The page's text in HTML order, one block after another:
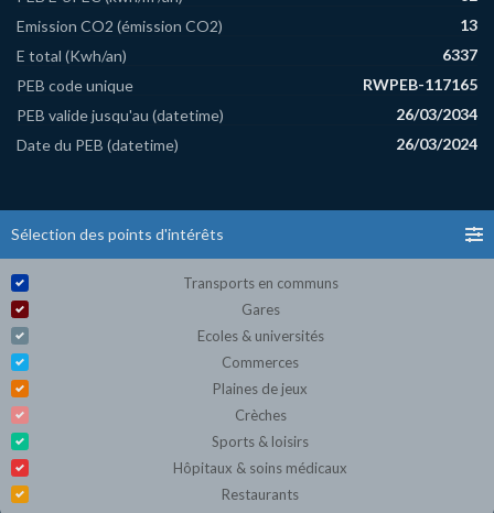
Emission CO2 (émission CO2)
13
E total (Kwh/an)
6337
PEB code unique
RWPEB-117165
PEB valide jusqu'au (datetime)
26/03/2034
Date du PEB (datetime)
26/03/2024
Sélection des points d'intérêts
Transports en communs
Gares
Ecoles & universités
Commerces
Plaines de jeux
Crèches
Sports & loisirs
Hôpitaux & soins médicaux
Restaurants